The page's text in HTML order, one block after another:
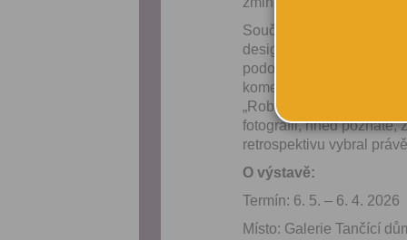
Součástí expozice bude
designových doplňků.
podobě. A v rámci
komentované prohlídky.
„Robert Vano má
fotografii, hned poznáte,
retrospektivu vybral
O výstavě:
Termín: 6. 5. – 6. 4. 2026
Místo: Galerie Tančící